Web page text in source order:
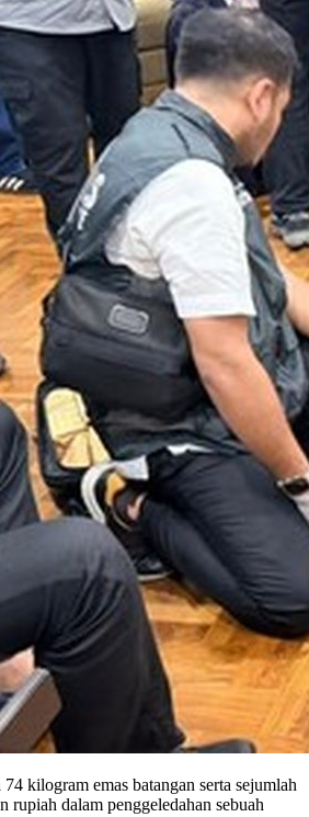
kilogram emas batangan serta sejumlah
rupiah dalam penggeledahan sebuah